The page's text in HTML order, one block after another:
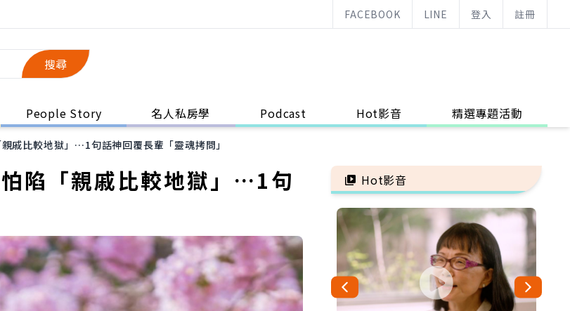
FACEBOOK LINE 登入 註冊
搜尋
People Story 名人私房學 Podcast Hot影音 精選專題活動
戚比較地獄」…1句話神回覆長輩「靈魂拷問」
陷「親戚比較地獄」…1句
Hot影音